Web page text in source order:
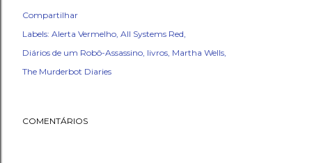
Compartilhar
Labels: Alerta Vermelho All Systems Red
Diários de um Robô-Assassino livros Martha Wells
The Murderbot Diaries
COMENTÁRIOS